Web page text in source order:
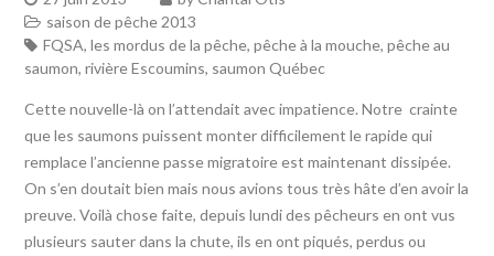
saison de pêche 2013
FQSA,les mordus de la pêche,pêche à la mouche,pêche au
saumon,rivière Escoumins, saumon Québec
Cette nouvelle-là on l’attendait avec impatience. Notre crainte
que les saumons puissent monter difficilement le rapide qui
remplace l’ancienne passe migratoire est maintenant dissipée.
On s’en doutait bien mais nous avions tous très hâte d’en avoir la
preuve. Voilà chose faite, depuis lundi des pêcheurs en ont vus
plusieurs sauter dans la chute, ils en ont piqués, perdus ou